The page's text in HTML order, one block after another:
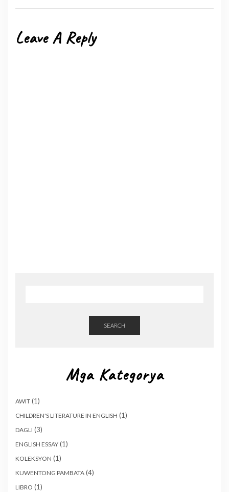
Leave A Reply
SEARCH
Mga Kategorya
AWIT (1)
CHILDREN'S LITERATURE IN ENGLISH (1)
DAGLI (3)
ENGLISH ESSAY (1)
KOLEKSYON (1)
KUWENTONG PAMBATA (4)
LIBRO (1)